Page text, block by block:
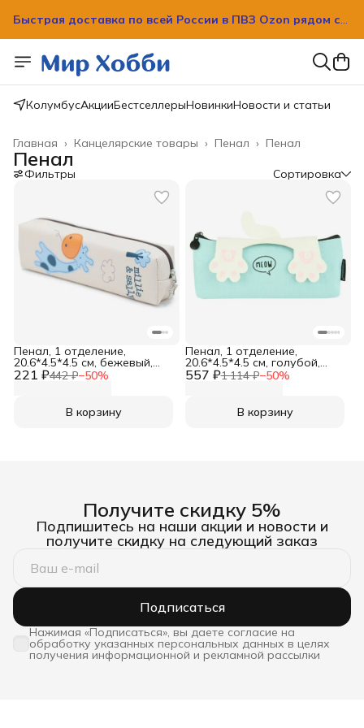
Быстрая доставка по всей России в ПВЗ Ozon рядом с
Быстрая доставка по всей России в ПВЗ Ozon рядом с
вашим домом!
КолумбусАкцииБестселлерыНовинкиНовости и статьи
Пенал
Пенал ›
Канцелярские товары ›
Главная ›
Пенал
Фильтры Сортировка
221 ₽442 ₽−50%
Пенал, 1 отделение,
20.6*4.5*4.5 см, бежевый,
Darvish
В корзину
557 ₽1 114 ₽−50%
Пенал, 1 отделение,
20.6*4.5*4.5 см, голубой,
Darvish
В корзину
Получите скидку 5%
Подпишитесь на наши акции и новости и
получите скидку на следующий заказ
Подписаться
Нажимая «Подписаться», вы даете согласие на
обработку указанных персональных данных в целях
получения информационной и рекламной рассылки